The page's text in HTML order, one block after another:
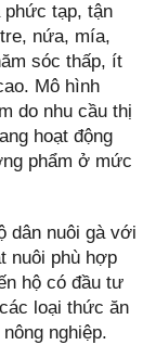
phức tạp, tận
nứa, mía,
sóc thấp, ít
Mô hình
do nhu cầu thị
hoạt động
phẩm ở mức
dân nuôi gà với
nuôi phù hợp
hộ có đầu tư
loại thức ăn
nghiệp.